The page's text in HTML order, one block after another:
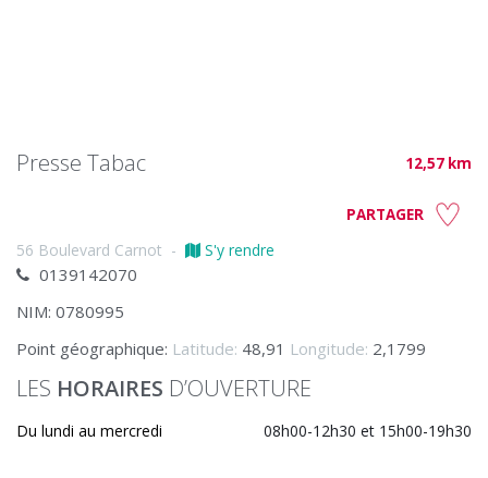
Presse Tabac 12,57 km
PARTAGER
56 Boulevard Carnot - S'y rendre
0139142070
NIM: 0780995
Point géographique: Latitude: 48,91 Longitude: 2,1799
LES HORAIRES D’OUVERTURE
Du lundi au mercredi 08h00-12h30 et 15h00-19h30